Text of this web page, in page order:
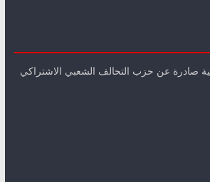
صادرة عن حزب التحالف الشعبي الاشتراكي